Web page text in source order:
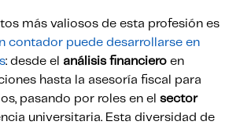
más valiosos de esta profesión es
contador puede desarrollarse en
: desde el análisis financiero en
hasta la asesoría fiscal para
pasando por roles en el sector
universitaria. Esta diversidad de